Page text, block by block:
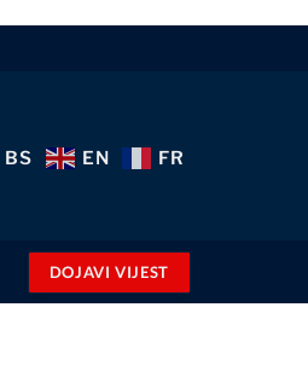
BS EN FR
DOJAVI VIJEST